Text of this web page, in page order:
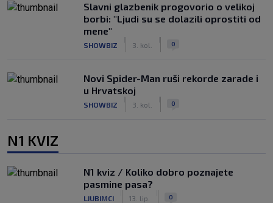
Slavni glazbenik progovorio o velikoj
borbi: "Ljudi su se dolazili oprostiti od
mene"
SHOWBIZ 3. kol. 0
Novi Spider-Man ruši rekorde zarade i
u Hrvatskoj
SHOWBIZ 3. kol. 0
N1 KVIZ
N1 kviz / Koliko dobro poznajete
pasmine pasa?
LJUBIMCI 13. lip. 0